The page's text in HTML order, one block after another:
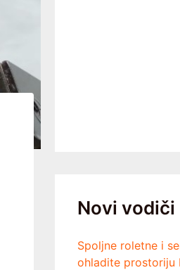
Novi vodiči
Spoljne roletne i
ohladite prostoriju